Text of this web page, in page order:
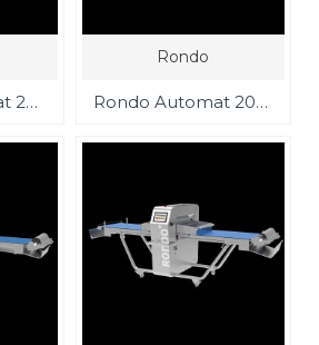
Rondo Manomat 2000 Hamur Açma Makinası
Rondo
Rondo Automat 2000 Hamur açma makinası